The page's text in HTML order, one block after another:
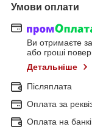
Умови оплати
Ви отримаєте
або гроші
Детальніше
Післяплата
Оплата за
Оплата на